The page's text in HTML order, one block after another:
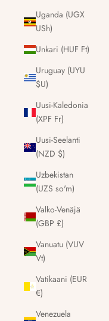
Uganda (UGX
USh)
Unkari (HUF Ft)
Uruguay (UYU
$U)
Uusi-Kaledonia
(XPF Fr)
Uusi-Seelanti
(NZD $)
Uzbekistan
(UZS so'm)
Valko-Venäjä
(GBP £)
Vanuatu (VUV
Vt)
Vatikaani (EUR
€)
Venezuela